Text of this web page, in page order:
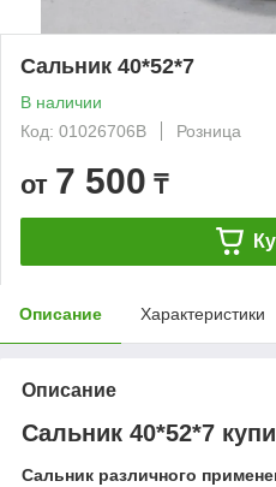
Сальник 40*52*7
В наличии
Код: 01026706B
Розница
от 7 500 ₸
Описание Характеристики
Описание
Сальник 40*52*7
Сальник различного